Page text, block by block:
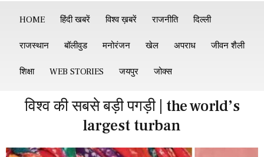
HOME हिंदी खबरें विश्व ख़बरें राजनीति दिल्ली
राजस्थान बॉलीवुड मनोरंजन खेल अपराध जीवन शैली
शिक्षा WEB STORIES जयपुर जोक्स
विश्व की सबसे बड़ी पगड़ी | the world’s
largest turban